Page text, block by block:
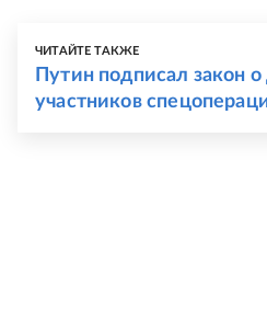
ЧИТАЙТЕ ТАКЖЕ
Путин подписал закон
участников